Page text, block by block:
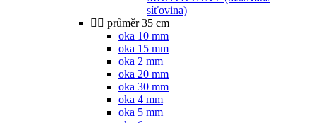
síťovina)
průměr 35 cm
oka 10 mm
oka 15 mm
oka 2 mm
oka 20 mm
oka 30 mm
oka 4 mm
oka 5 mm